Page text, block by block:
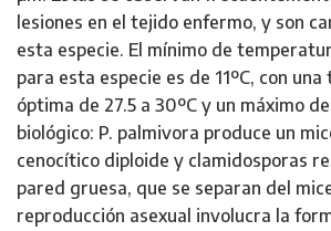
lesiones en el tejido enfermo, y son
esta especie. El mínimo de
para esta especie es de 11ºC, con
óptima de 27.5 a 30ºC y un máximo de
biológico: P. palmivora produce un
cenocítico diploide y clamidosporas
pared gruesa, que se separan del
reproducción asexual involucra la